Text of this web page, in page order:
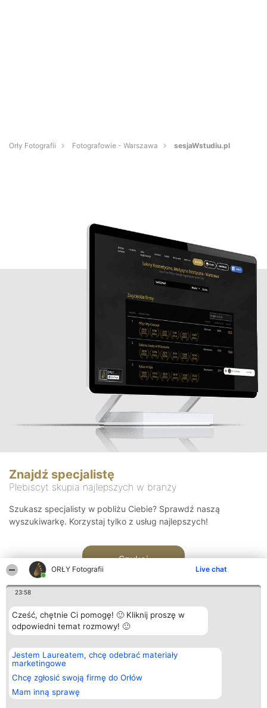
ORŁY Fotografii Live chat
23:58
Cześć, chętnie Ci pomogę! 🙂 Kliknij proszę w
odpowiedni temat rozmowy! 🙂
Jestem Laureatem, chcę odebrać materiały
marketingowe
Chcę zgłosić swoją firmę do Orłów
Mam inną sprawę
Orły Fotografii Fotografowie - Warszawa sesjaWstudiu.pl
Znajdź specjalistę
Plebiscyt skupia najlepszych w branży
Szukasz specjalisty w pobliżu Ciebie? Sprawdź naszą
wyszukiwarkę. Korzystaj tylko z usług najlepszych!
Szukaj
Organizator plebiscytu
Bright Side Solutions sp. z o.
o. sp. k.
ul. Ruska 22
Wrocław 50-079
KRS 0000749100 | Regon
381313360 | NIP 8943132676
Plebiscyt
Laureaci
wszystkich
Laureatów
Regulamin
Kontakt
Kontakt